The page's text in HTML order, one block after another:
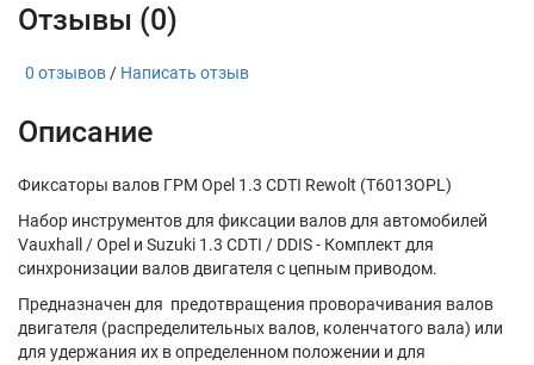
Отзывы (0)
0 отзывов / Написать отзыв
Описание
Фиксаторы валов ГРМ Opel 1.3 CDTI Rewolt (T6013OPL)
Набор инструментов для фиксации валов для автомобилей
Vauxhall / Opel и Suzuki 1.3 CDTI / DDIS - Комплект для
синхронизации валов двигателя с цепным приводом.
Предназначен для предотвращения проворачивания валов
двигателя (распределительных валов, коленчатого вала) или
для удержания их в определенном положении и для